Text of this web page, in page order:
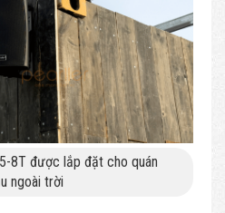
8T được lắp đặt cho quán
ngoài trời